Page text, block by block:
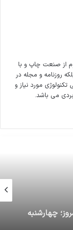
از صنعت چاپ و با
روزنامه و مجله در
مورد نیاز و
می باشد.